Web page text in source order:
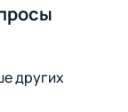
других